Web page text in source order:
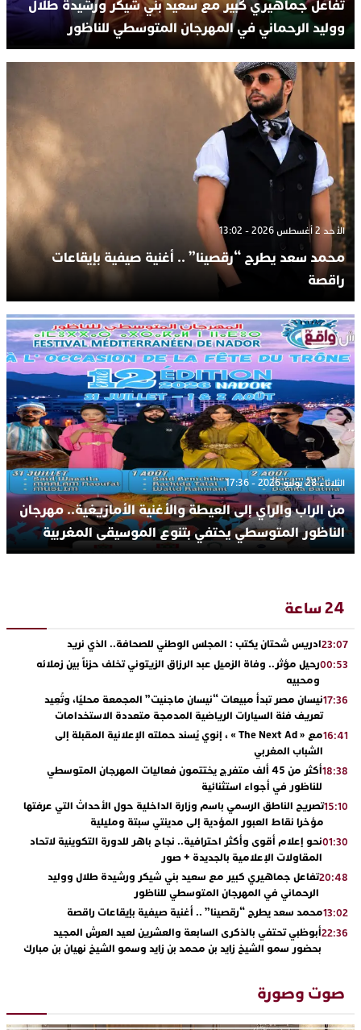
تفاعل جماهيري كبير مع سعيد بني شيكر ورشيدة طلال
ووليد الرحماني في المهرجان المتوسطي للناظور
الأحد 2 أغسطس 2026 - 13:02
محمد سعد يطرح “رقصينا” .. أغنية صيفية بإيقاعات
راقصة
الثلاثاء 28 يوليو 2026 - 17:36
من الراب والراي إلى العيطة والأغنية الأمازيغية.. مهرجان
الناظور المتوسطي يحتفي بتنوع الموسيقى المغربية
24 ساعة
23:07ادريس شحتان يكتب : المجلس الوطني للصحافة.. الذي نريد
00:53رحيل مؤثر.. وفاة الزميل عبد الرزاق الزيتوني تخلف حزناً بين زملائه
ومحبيه
17:36نيسان مصر تبدأ مبيعات “نيسان ماجنيت” المجمعة محليًا، وتُعِيد
تعريف فئة السيارات الرياضية المدمجة متعددة الاستخدامات
16:41
مع « The Next Ad » ، إنوي يُسند حملته الإعلانية المقبلة إلى
الشباب المغربي
18:38
أكثر من 45 ألف متفرج يختتمون فعاليات المهرجان المتوسطي
للناظور في أجواء استثنائية
15:10تصريح الناطق الرسمي باسم وزارة الداخلية حول الأحداث التي عرفتها
مؤخرا نقاط العبور المؤدية إلى مدينتي سبتة ومليلية
01:30نحو إعلام أقوى وأكثر احترافية.. نجاح باهر للدورة التكوينية لاتحاد
المقاولات الإعلامية بالجديدة + صور
20:48تفاعل جماهيري كبير مع سعيد بني شيكر ورشيدة طلال ووليد
الرحماني في المهرجان المتوسطي للناظور
13:02محمد سعد يطرح “رقصينا” .. أغنية صيفية بإيقاعات راقصة
22:36أبوظبي تحتفي بالذكرى السابعة والعشرين لعيد العرش المجيد
بحضور سمو الشيخ زايد بن محمد بن زايد وسمو الشيخ نهيان بن مبارك
“كوفرة فالغيس”
19:11يقظة أمنية تنهي كابوس الفتاة القاصر: كواليس مثيرة لعملية تحرير
صوت وصورة